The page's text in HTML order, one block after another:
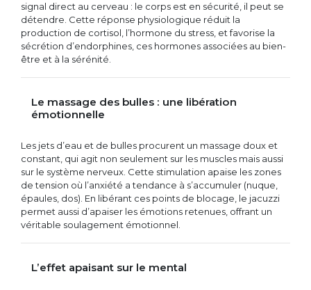
signal direct au cerveau : le corps est en sécurité, il peut se
détendre. Cette réponse physiologique réduit la
production de cortisol, l’hormone du stress, et favorise la
sécrétion d’endorphines, ces hormones associées au bien-
être et à la sérénité.
Le massage des bulles : une libération
émotionnelle
Les jets d’eau et de bulles procurent un massage doux et
constant, qui agit non seulement sur les muscles mais aussi
sur le système nerveux. Cette stimulation apaise les zones
de tension où l’anxiété a tendance à s’accumuler (nuque,
épaules, dos). En libérant ces points de blocage, le jacuzzi
permet aussi d’apaiser les émotions retenues, offrant un
véritable soulagement émotionnel.
L’effet apaisant sur le mental